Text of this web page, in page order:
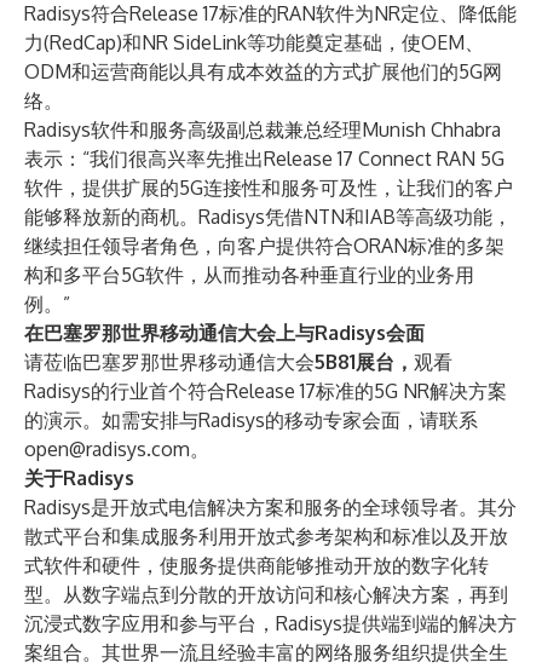
Radisys符合Release 17标准的RAN软件为NR定位、降低能
力(RedCap)和NR SideLink等功能奠定基础，使OEM、
ODM和运营商能以具有成本效益的方式扩展他们的5G网
络。
Radisys软件和服务高级副总裁兼总经理Munish Chhabra
表示：“我们很高兴率先推出Release 17 Connect RAN 5G
软件，提供扩展的5G连接性和服务可及性，让我们的客户
能够释放新的商机。Radisys凭借NTN和IAB等高级功能，
继续担任领导者角色，向客户提供符合ORAN标准的多架
构和多平台5G软件，从而推动各种垂直行业的业务用
例。”
在巴塞罗那世界移动通信大会上与Radisys会面
请莅临巴塞罗那世界移动通信大会5B81展台， 观看
Radisys的行业首个符合Release 17标准的5G NR解决方案
的演示。如需安排与Radisys的移动专家会面，请联系
open@radisys.com。
关于Radisys
Radisys是开放式电信解决方案和服务的全球领导者。其分
散式平台和集成服务利用开放式参考架构和标准以及开放
式软件和硬件，使服务提供商能够推动开放的数字化转
型。从数字端点到分散的开放访问和核心解决方案，再到
沉浸式数字应用和参与平台，Radisys提供端到端的解决方
案组合。其世界一流且经验丰富的网络服务组织提供全生